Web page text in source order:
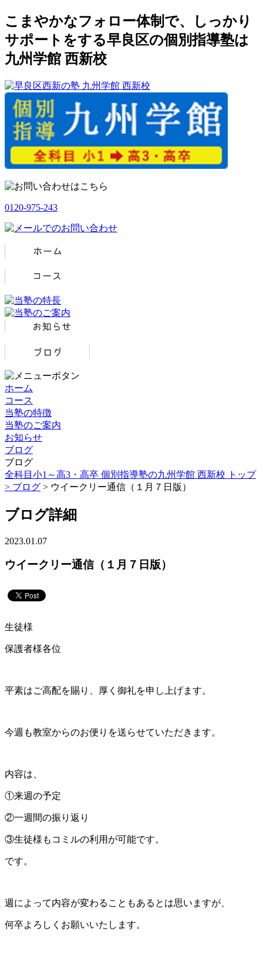
こまやかなフォロー体制で、しっかり
サポートをする早良区の個別指導塾は
九州学館 西新校
0120-975-243
ホーム
コース
当塾の特徴
当塾のご案内
お知らせ
ブログ
ブログ
全科目小1～高3・高卒 個別指導塾の九州学館 西新校 トップ
> ブログ > ウイークリー通信（１月７日版）
ブログ詳細
2023.01.07
ウイークリー通信（１月７日版）
生徒様
保護者様各位
平素はご高配を賜り、厚く御礼を申し上げます。
今週も教室からのお便りを送らせていただきます。
内容は、
①来週の予定
②一週間の振り返り
③生徒様もコミルの利用が可能です。
です。
週によって内容が変わることもあるとは思いますが、
何卒よろしくお願いいたします。